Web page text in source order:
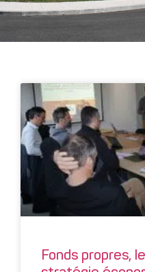
Fonds propres,